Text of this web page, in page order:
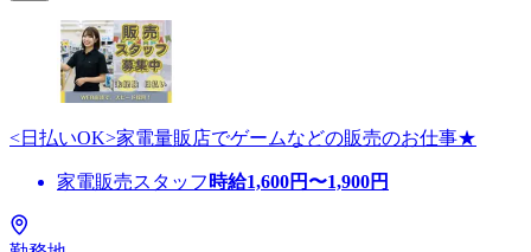
<日払いOK>家電量販店でゲームなどの販売のお仕事★
家電販売スタッフ 時給1,600円〜1,900円